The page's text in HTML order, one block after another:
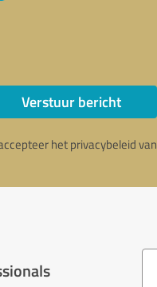
Verstuur bericht
het privacybeleid van